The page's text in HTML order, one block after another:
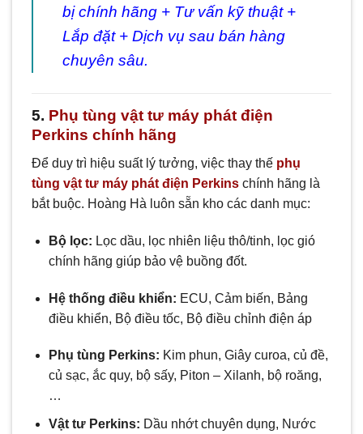
bị chính hãng + Tư vấn kỹ thuật +
Lắp đặt + Dịch vụ sau bán hàng
chuyên sâu.
5. Phụ tùng vật tư máy phát điện
Perkins chính hãng
Để duy trì hiệu suất lý tưởng, việc thay thế phụ
tùng vật tư máy phát điện Perkins chính hãng là
bắt buộc. Hoàng Hà luôn sẵn kho các danh mục:
Bộ lọc: Lọc dầu, lọc nhiên liệu thô/tinh, lọc gió
chính hãng giúp bảo vệ buồng đốt.
Hệ thống điều khiển: ECU, Cảm biến, Bảng
điều khiển, Bộ điều tốc, Bộ điều chỉnh điện áp
Phụ tùng Perkins: Kim phun, Giây curoa, củ đề,
củ sạc, ắc quy, bộ sấy, Piton – Xilanh, bộ roăng,
…
Vật tư Perkins: Dầu nhớt chuyên dụng, Nước